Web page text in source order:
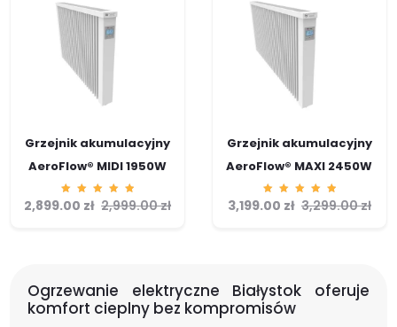
Grzejnik akumulacyjny
AeroFlow® MIDI 1950W
Ocenion
o2,999.00zł
2,899.00 zł
Grzejnik akumulacyjny
AeroFlow® MAXI 2450W
Ocenion
o3,299.00zł
3,199.00 zł
Ogrzewanie elektryczne Białystok oferuje
komfort cieplny bez kompromisów